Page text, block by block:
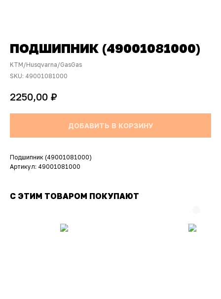
ПОДШИПНИК (49001081000)
KTM/Husqvarna/GasGas
SKU: 49001081000
2250,00 ₽
ДОБАВИТЬ В КОРЗИНУ
Подшипник (49001081000)
Артикул: 49001081000
С ЭТИМ ТОВАРОМ ПОКУПАЮТ